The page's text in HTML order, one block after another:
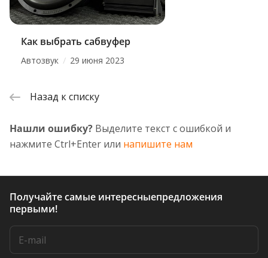
Как выбрать сабвуфер
Автозвук / 29 июня 2023
Назад к списку
Нашли ошибку? Выделите текст с ошибкой и
нажмите Ctrl+Enter или напишите нам
Получайте самые интересныепредложения
первыми!